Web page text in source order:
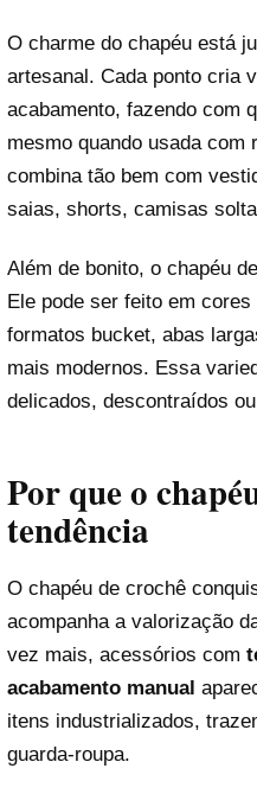
O charme do chapéu está
artesanal. Cada ponto cria
acabamento, fazendo com
mesmo quando usada
combina tão bem com
saias, shorts, camisas
Além de bonito, o chapéu
Ele pode ser feito em
formatos bucket, abas
mais modernos. Essa
delicados, descontraídos
Por que o
tendência
O chapéu de crochê
acompanha a valorização
vez mais, acessórios com
acabamento manual
itens industrializados,
guarda-roupa.